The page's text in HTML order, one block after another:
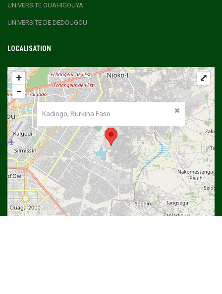
UNIVERSITE OUAHIGOUYA
UNIVERSITE DE DEDOUGOU
LOCALISATION
Kadiogo, Burkina Faso
+
−
⤢